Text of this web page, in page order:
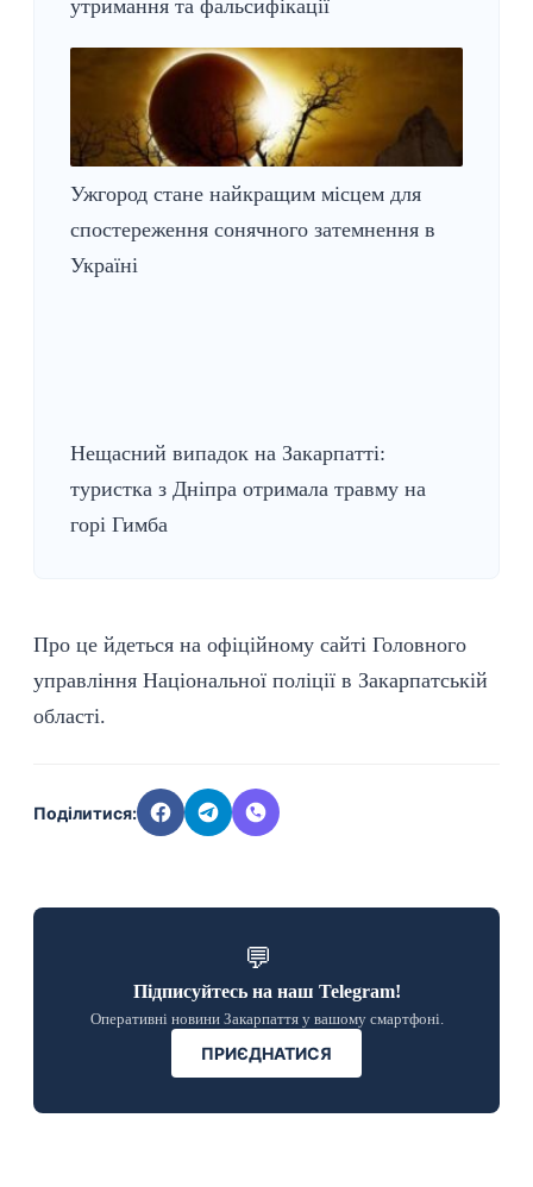
утримання та фальсифікації
Ужгород стане найкращим місцем для
спостереження сонячного затемнення в
Україні
Нещасний випадок на Закарпатті:
туристка з Дніпра отримала травму на
горі Гимба
Про це йдеться на офіційному сайті Головного
управління Національної поліції в Закарпатській
області.
Поділитися:
💬
Підписуйтесь на наш Telegram!
Оперативні новини Закарпаття у вашому смартфоні.
ПРИЄДНАТИСЯ